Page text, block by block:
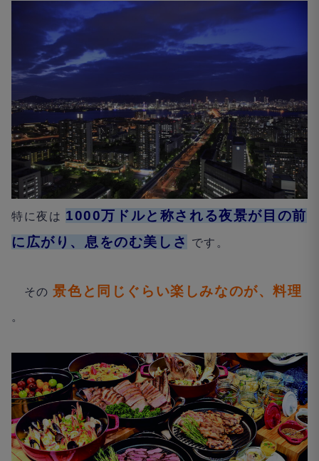
特に夜は 1000万ドルと称される夜景が目の前
に広がり、息をのむ美しさ
です。
その景色と同じぐらい楽しみなのが、料理
。